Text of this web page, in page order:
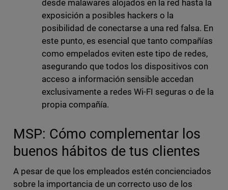
desde malawares alojados en la red hasta la
exposición a posibles hackers o la
posibilidad de conectarse a una red falsa. En
este punto, es esencial que tanto compañías
como empelados eviten este tipo de redes,
asegurando que todos los dispositivos con
acceso a información sensible accedan
exclusivamente a redes Wi-FI seguras o de la
propia compañía.
MSP: Cómo complementar los
buenos hábitos de tus clientes
A pesar de que los empleados estén concienciados
sobre la importancia de un correcto uso de los